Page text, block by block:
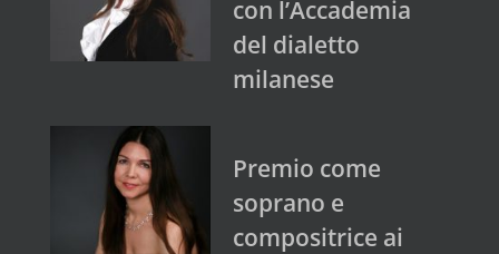
con l’Accademia
del dialetto
milanese
Premio come
soprano e
compositrice ai